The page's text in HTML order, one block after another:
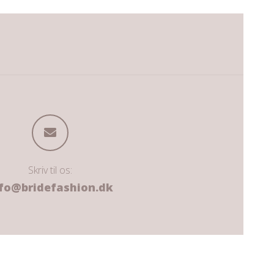
Skriv til os: